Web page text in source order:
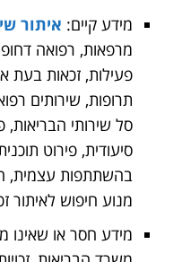
מידע קיים: איתור
מרפאות, רפואה
פעילות, זכאות בעת
תרופות, שירותים
סל שירותי הבריאות,
סיעודית, פירוט
בהשתתפות עצמית,
מנוע חיפוש לאיתור
מידע חסר או שאינו